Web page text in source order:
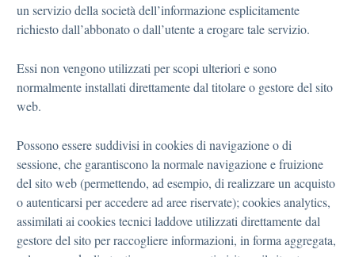
un servizio della società dell’informazione esplicitamente
richiesto dall’abbonato o dall’utente a erogare tale servizio.
Essi non vengono utilizzati per scopi ulteriori e sono
normalmente installati direttamente dal titolare o gestore del sito
web.
Possono essere suddivisi in cookies di navigazione o di
sessione, che garantiscono la normale navigazione e fruizione
del sito web (permettendo, ad esempio, di realizzare un acquisto
o autenticarsi per accedere ad aree riservate); cookies analytics,
assimilati ai cookies tecnici laddove utilizzati direttamente dal
gestore del sito per raccogliere informazioni, in forma aggregata,